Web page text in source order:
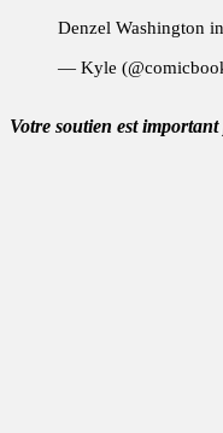
Denzel Washington
— Kyle
Votre soutien est